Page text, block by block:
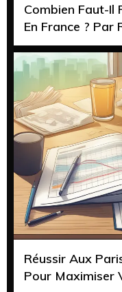
Combien Faut-Il
En France ? Par
Réussir Aux
Pour Maximiser